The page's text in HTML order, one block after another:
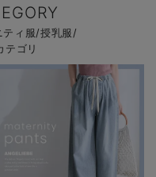
ティ服/授乳服/
テゴリ